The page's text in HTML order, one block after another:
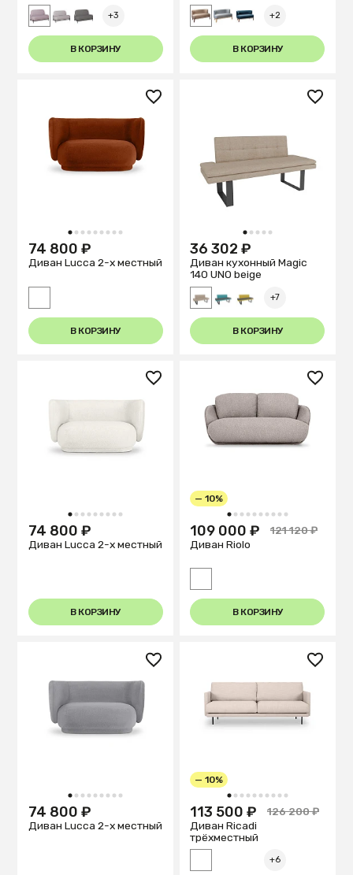
+3
В КОРЗИНУ
+2
В КОРЗИНУ
1 2 3 4 5 6 7 8 9
74 800 ₽
Диван Lucca 2-х местный
В КОРЗИНУ
1 2 3 4 5
36 302 ₽
Диван кухонный Magiс
140 UNO beige
+7
В КОРЗИНУ
1 2 3 4 5 6 7 8 9
74 800 ₽
Диван Lucca 2-х местный
В КОРЗИНУ
1 2 3 4 5 6 7 8 9 10
— 10%
109 000 ₽
121 120 ₽
Диван Riolo
В КОРЗИНУ
1 2 3 4 5 6 7 8 9
74 800 ₽
Диван Lucca 2-х местный
1 2 3 4 5 6 7 8 9 10
— 10%
113 500 ₽
126 200 ₽
Диван Ricadi
трёхместный
+6